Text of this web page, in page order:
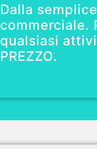
Dalla
commerciale.
qualsiasi
PREZZO.